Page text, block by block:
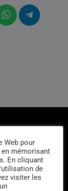
Web pour
mémorisant
En cliquant
de
visiter les